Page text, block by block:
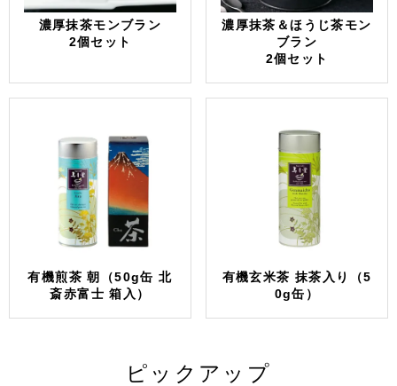
濃厚抹茶モンブラン
2個セット
濃厚抹茶＆ほうじ茶モン
ブラン
2個セット
有機煎茶 朝（50g缶 北
斎赤富士 箱入）
有機玄米茶 抹茶入り（5
0g缶）
ピックアップ